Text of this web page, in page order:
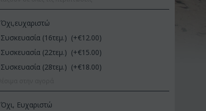
Όχι,ευχαριστώ
Συσκευασία (16τεμ.) (+€12.00)
Συσκευασία (22τεμ.) (+€15.00)
Συσκευασία (28τεμ.) (+€18.00)
Όχι, Ευχαριστώ